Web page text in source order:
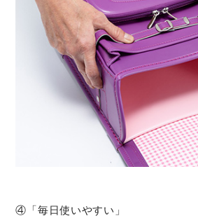
④「毎日使いやすい」